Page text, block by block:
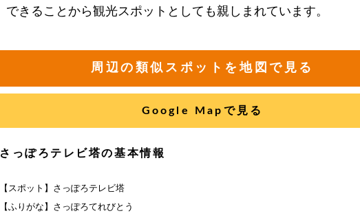
できることから観光スポットとしても親しまれています。
周辺の類似スポットを地図で見る
Google Mapで見る
さっぽろテレビ塔の基本情報
【スポット】さっぽろテレビ塔
【ふりがな】さっぽろてれびとう